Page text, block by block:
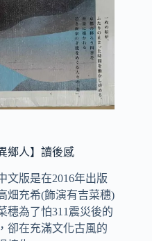
鄉人】讀後感
文版是在2016年出版
畑充希(飾演有吉菜穗)
穗為了怕311震災後的
卻在充滿文化古風的